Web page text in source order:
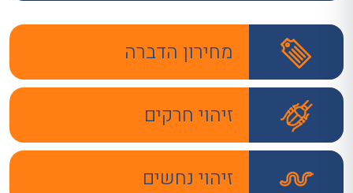
מחירון הדברה
זיהוי חרקים
זיהוי נחשים